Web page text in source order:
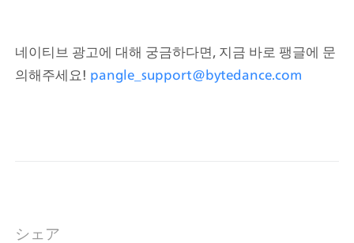
네이티브 광고에 대해 궁금하다면, 지금 바로 팽글에 문
의해주세요! pangle_support@bytedance.com
シェア